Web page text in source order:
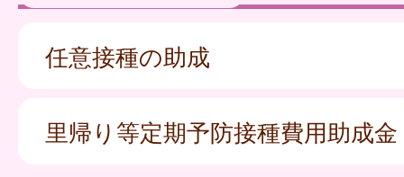
任意接種の助成
里帰り等定期予防接種費用助成金